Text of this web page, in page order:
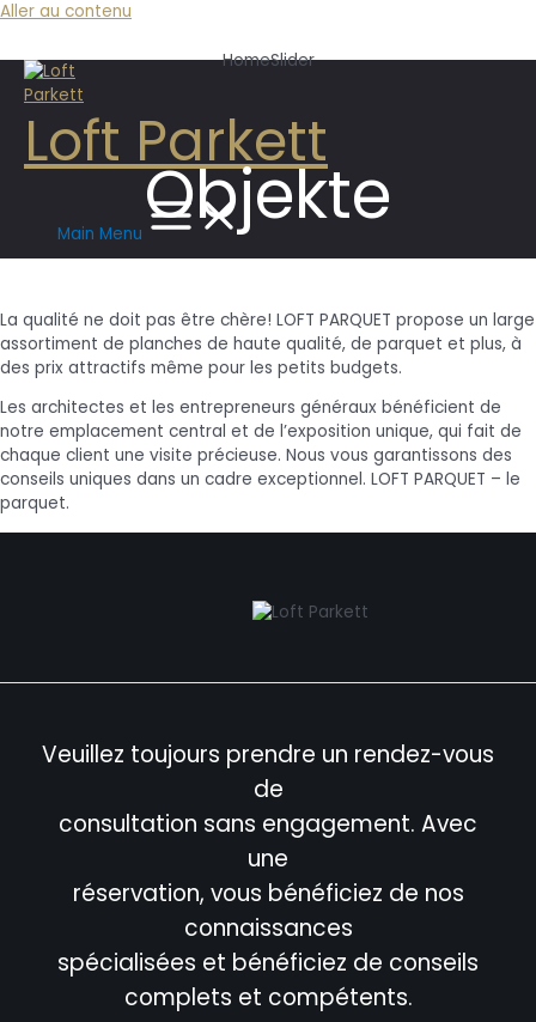
Aller au contenu
Loft Parkett
Main Menu
HomeSlider
Objekte
La qualité ne doit pas être chère! LOFT PARQUET propose un large
assortiment de planches de haute qualité, de parquet et plus, à
des prix attractifs même pour les petits budgets.
Les architectes et les entrepreneurs généraux bénéficient de
notre emplacement central et de l’exposition unique, qui fait de
chaque client une visite précieuse. Nous vous garantissons des
conseils uniques dans un cadre exceptionnel. LOFT PARQUET – le
parquet.
Veuillez toujours prendre un rendez-vous
de
consultation sans engagement. Avec
une
réservation, vous bénéficiez de nos
connaissances
spécialisées et bénéficiez de conseils
complets et compétents.